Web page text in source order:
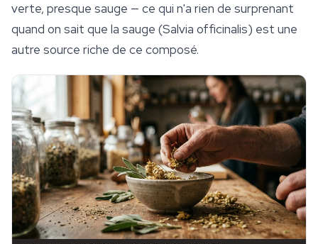
verte, presque sauge — ce qui n'a rien de surprenant
quand on sait que la sauge (Salvia officinalis) est une
autre source riche de ce composé.